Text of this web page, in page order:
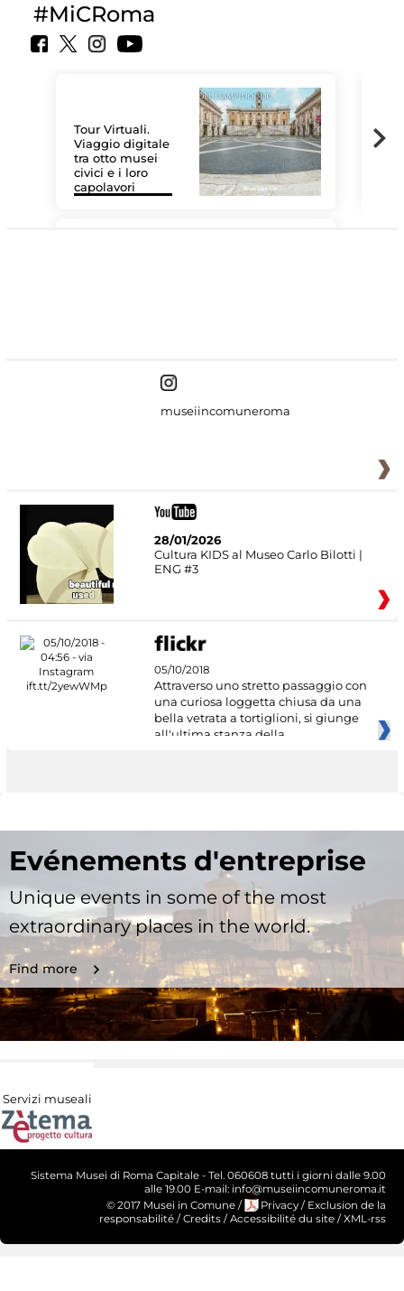
#MiCRoma
Tour Virtuali.
Viaggio digitale
tra otto musei
civici e i loro
capolavori
museiincomuneroma
28/01/2026
Cultura KIDS al Museo Carlo Bilotti |
ENG #3
05/10/2018
Attraverso uno stretto passaggio con
una curiosa loggetta chiusa da una
bella vetrata a tortiglioni, si giunge
all'ultima stanza della
Evénements d'entreprise
Unique events in some of the most
extraordinary places in the world.
Find more
Servizi museali
Sistema Musei di Roma Capitale - Tel. 060608 tutti i giorni dalle 9.00
alle 19.00 E-mail: info@museiincomuneroma.it
© 2017 Musei in Comune / Privacy / Exclusion de la
responsabilité / Credits / Accessibilité du site / XML-rss